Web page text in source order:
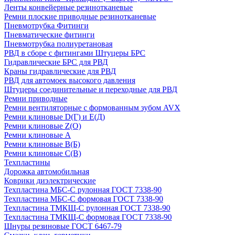
Ленты конвейерные резинотканевые
Ремни плоские приводные резинотканевые
Пневмотрубка Фитинги
Пневматические фитинги
Пневмотрубка полиуретановая
РВД в сборе с фитингами Штуцеры БРС
Гидравлические БРС для РВД
Краны гидравлические для РВД
РВД для автомоек высокого давления
Штуцеры соединительные и переходные для РВД
Ремни приводные
Ремни вентиляторные с формованным зубом AVX
Ремни клиновые D(Г) и Е(Д)
Ремни клиновые Z(О)
Ремни клиновые А
Ремни клиновые В(Б)
Ремни клиновые С(В)
Техпластины
Дорожка автомобильная
Коврики диэлектрические
Техпластина МБС-С рулонная ГОСТ 7338-90
Техпластина МБС-С формовая ГОСТ 7338-90
Техпластина ТМКЩ-С рулонная ГОСТ 7338-90
Техпластина ТМКЩ-С формовая ГОСТ 7338-90
Шнуры резиновые ГОСТ 6467-79